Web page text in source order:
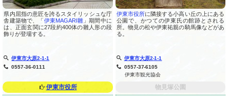
県内屈指の意匠を誇るスタイリッシュな庁
舎建築物で、「伊東MAGARI雛 」期間中に
は、正面玄関に27段約400体の雛人形の段
飾りが登場する。
伊東市大原2-1-1
0557-36-0111
伊東市役所
伊東市役所に隣接する小高い丘の上にある
公園で、かつての伊東氏の館跡とされる
所。物見の松や伊東祐親の騎馬像などがあ
る。
伊東市大原2-1-1
0557-37-6105
伊東市観光協会
物見塚公園